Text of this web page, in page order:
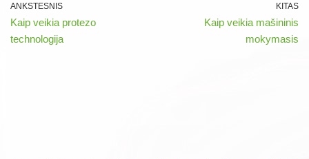
ANKSTESNIS
Kaip veikia protezo
technologija
KITAS
Kaip veikia mašininis
mokymasis